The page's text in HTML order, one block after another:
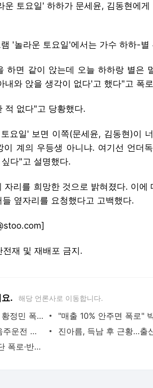
운 토요일' 하하가 문세윤, 김동현에
'놀라운 토요일'에서는 가수 하하-별
하면 같이 앉는데 오늘 하하랑 별은
와 앉을 생각이 없다'고 했다"고 폭
적 없다"고 당황했다.
요일' 보면 이쪽(문세윤, 김동현)이
계의 우등생 아니냐. 여기선 언더
다"고 설명했다.
리를 희망한 것으로 밝혀졌다. 이에
옆자리를 요청했다고 고백했다.
재 및 재배포 금지.
. 해당 언론사로 이동합니다.
"카톡 멀티 프로필로 관계 은폐" 황정민 폭로女, 문자·녹취록 증거 공개 [ST이슈]
이재룡, '술타기' 혐의로 재판…음주운전 혐의는 미적용
황정민 사생활 논란의 쟁점…잇단 폭로·반박 오가는 소모전 [ST이슈]